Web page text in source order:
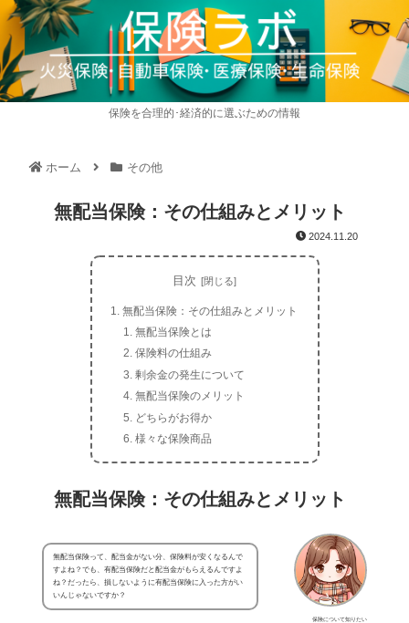
保険を合理的･経済的に選ぶための情報
ホーム その他
無配当保険：その仕組みとメリット
2024.11.20
目次
無配当保険：その仕組みとメリット
無配当保険とは
保険料の仕組み
剰余金の発生について
無配当保険のメリット
どちらがお得か
様々な保険商品
無配当保険：その仕組みとメリット
保険について知りたい
無配当保険って、配当金がない分、保険料が安くなるんで
すよね？でも、有配当保険だと配当金がもらえるんですよ
ね？だったら、損しないように有配当保険に入った方がい
いんじゃないですか？